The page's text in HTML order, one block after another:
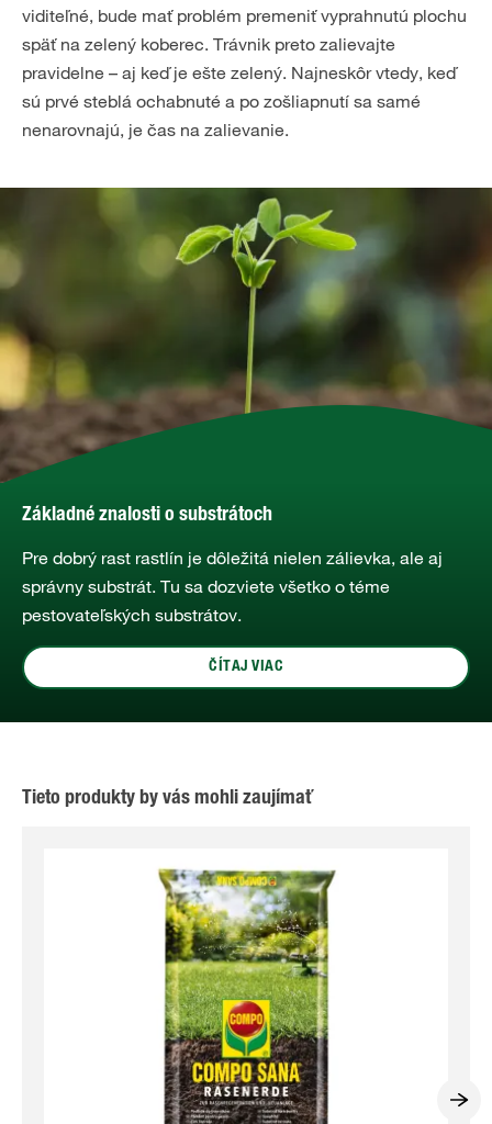
viditeľné, bude mať problém premeniť vyprahnutú plochu
späť na zelený koberec. Trávnik preto zalievajte
pravidelne – aj keď je ešte zelený. Najneskôr vtedy, keď
sú prvé steblá ochabnuté a po zošliapnutí sa samé
nenarovnajú, je čas na zalievanie.
Základné znalosti o substrátoch
Pre dobrý rast rastlín je dôležitá nielen zálievka, ale aj
správny substrát. Tu sa dozviete všetko o téme
pestovateľských substrátov.
ČÍTAJ VIAC
Tieto produkty by vás mohli zaujímať